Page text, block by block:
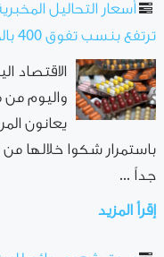
أسعار التحاليل
ترتفع بنسب تفوق 400 بالمئة
الاقتصاد
واليوم
يعانون
باستمرار شكوا خلالها
جداً ...
إقرأ المزيد